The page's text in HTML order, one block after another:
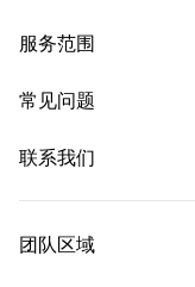
服务范围
常见问题
联系我们
团队区域